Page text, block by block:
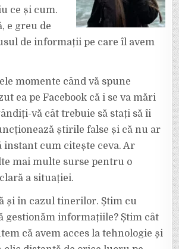
ce și cum.
e greu de
de informații pe care îl avem
momente când vă spune
ea pe Facebook că i se va mări
vă cât trebuie să stați să îi
știrile false și că nu ar
instant cum citește ceva. Ar
mai multe surse pentru o
a situației.
și în cazul tinerilor. Știm cu
gestionăm informațiile? Știm cât
că avem acces la tehnologie și